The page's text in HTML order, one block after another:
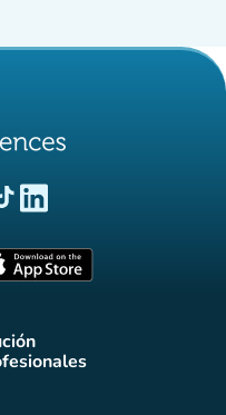
pestaña)pestaña)
(nueva pestaña)
pestaña)
pestaña)